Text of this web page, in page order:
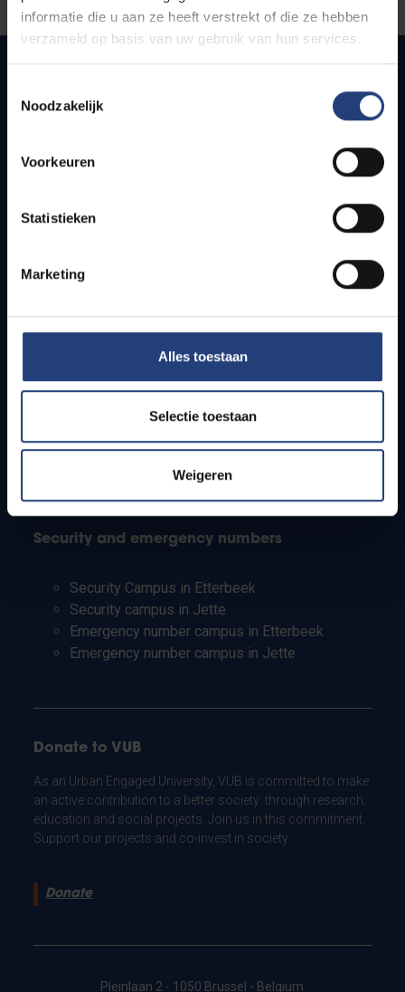
informatie die u aan ze heeft verstrekt of die ze hebben
verzameld op basis van uw gebruik van hun services.
Noodzakelijk
Voorkeuren
Statistieken
Marketing
Alles toestaan
Selectie toestaan
Weigeren
Quick links
How to get to the VUB campuses
Students
PhD students
Teachers and secondary schools
Working students
Security and emergency numbers
Security Campus in Etterbeek
Security campus in Jette
Emergency number campus in Etterbeek
Emergency number campus in Jette
Donate to VUB
As an Urban Engaged University, VUB is committed to make
an active contribution to a better society: through research,
education and social projects. Join us in this commitment.
Support our projects and co-invest in society.
Donate
Pleinlaan 2 - 1050 Brussel - Belgium